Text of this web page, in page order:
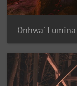
Onhwa'